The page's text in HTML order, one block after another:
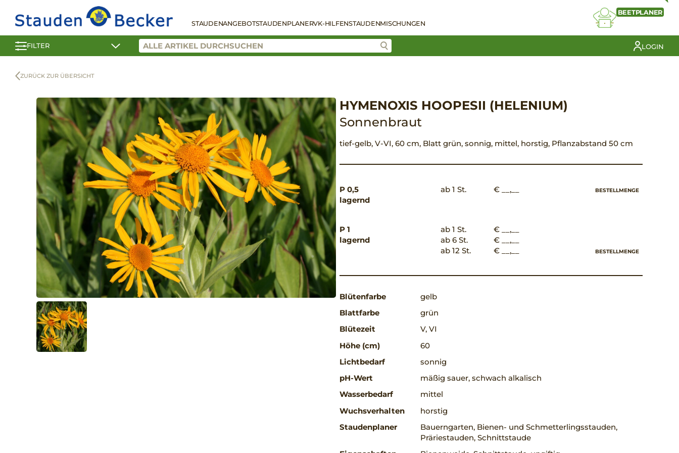
STAUDENANGEBOTSTAUDENPLANERVK-HILFENSTAUDENMISCHUNGEN
BEETPLANER
FILTER LOGIN
ZURÜCK ZUR ÜBERSICHT
HYMENOXIS HOOPESII (HELENIUM)
Sonnenbraut
tief-gelb, V-VI, 60 cm, Blatt grün, sonnig, mittel, horstig, Pflanzabstand 50 cm
P 0,5
lagernd
ab 1 St. € __,__ BESTELLMENGE
P 1
lagernd
ab 1 St.
€ __,__
ab 6 St.
€ __,__
ab 12 St.
€ __,__ BESTELLMENGE
Blütenfarbe
gelb
Blattfarbe
grün
Blütezeit
V, VI
Höhe (cm)
60
Lichtbedarf
sonnig
pH-Wert
mäßig sauer, schwach alkalisch
Wasserbedarf
mittel
Wuchsverhalten
horstig
Staudenplaner
Bauerngarten, Bienen- und Schmetterlingsstauden,
Präriestauden, Schnittstaude